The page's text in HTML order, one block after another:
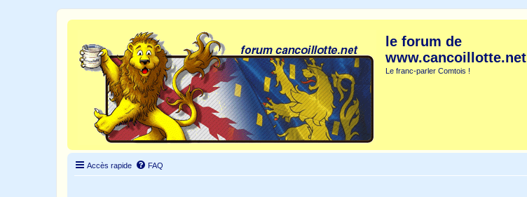
le forum de
www.cancoillotte.net
Le franc-parler Comtois !
Accès rapide FAQ